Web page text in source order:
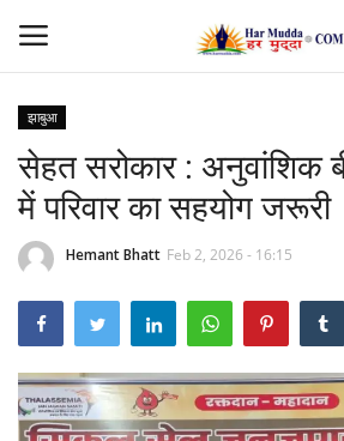
Home
Contact
मध्यप्रदेश
झाबुआ
सेहत सरोकार : अनुवांशिक
में परिवार का सहयोग जरूरी
Hemant Bhatt Feb 2, 2026 - 16:15